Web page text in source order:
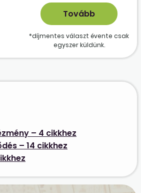
*díjmentes választ évente csak
egyszer küldünk.
– 4 cikkhez
– 14 cikkhez